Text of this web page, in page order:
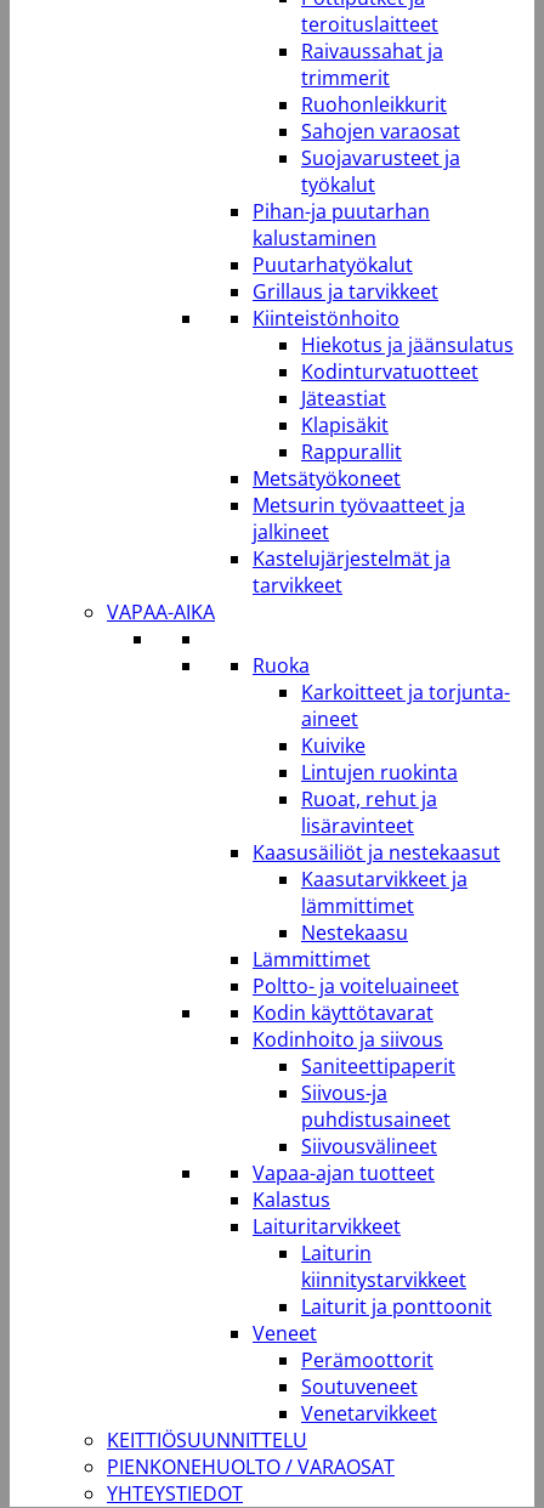
teroituslaitteet
Raivaussahat ja
trimmerit
Ruohonleikkurit
Sahojen varaosat
Suojavarusteet ja
työkalut
Pihan-ja puutarhan
kalustaminen
Puutarhatyökalut
Grillaus ja tarvikkeet
Kiinteistönhoito
Hiekotus ja jäänsulatus
Kodinturvatuotteet
Jäteastiat
Klapisäkit
Rappurallit
Metsätyökoneet
Metsurin työvaatteet ja
jalkineet
Kastelujärjestelmät ja
tarvikkeet
VAPAA-AIKA
Ruoka
Karkoitteet ja torjunta-
aineet
Kuivike
Lintujen ruokinta
Ruoat, rehut ja
lisäravinteet
Kaasusäiliöt ja nestekaasut
Kaasutarvikkeet ja
lämmittimet
Nestekaasu
Lämmittimet
Poltto- ja voiteluaineet
Kodin käyttötavarat
Kodinhoito ja siivous
Saniteettipaperit
Siivous-ja
puhdistusaineet
Siivousvälineet
Vapaa-ajan tuotteet
Kalastus
Laituritarvikkeet
Laiturin
kiinnitystarvikkeet
Laiturit ja ponttoonit
Veneet
Perämoottorit
Soutuveneet
Venetarvikkeet
KEITTIÖSUUNNITTELU
PIENKONEHUOLTO / VARAOSAT
YHTEYSTIEDOT